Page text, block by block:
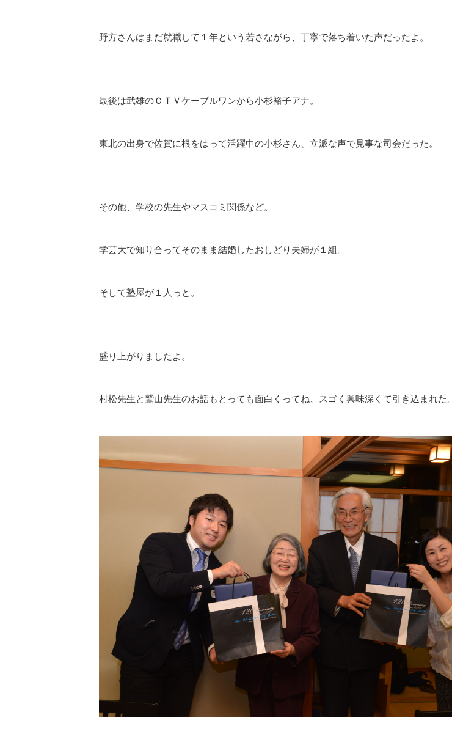
野方さんはまだ就職して１年という若さながら、丁寧で落ち着いた声だったよ。
最後は武雄のＣＴＶケーブルワンから小杉裕子アナ。
東北の出身で佐賀に根をはって活躍中の小杉さん、立派な声で見事な司会だった。
その他、学校の先生やマスコミ関係など。
学芸大で知り合ってそのまま結婚したおしどり夫婦が１組。
そして塾屋が１人っと。
盛り上がりましたよ。
村松先生と鷲山先生のお話もとっても面白くってね、スゴく興味深くて引き込まれた。